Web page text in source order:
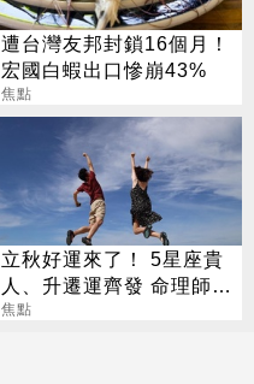
遭台灣友邦封鎖16個月！
宏國白蝦出口慘崩43%
焦點
立秋好運來了！ 5星座貴
人、升遷運齊發 命理師：
把握黃金轉運期
焦點